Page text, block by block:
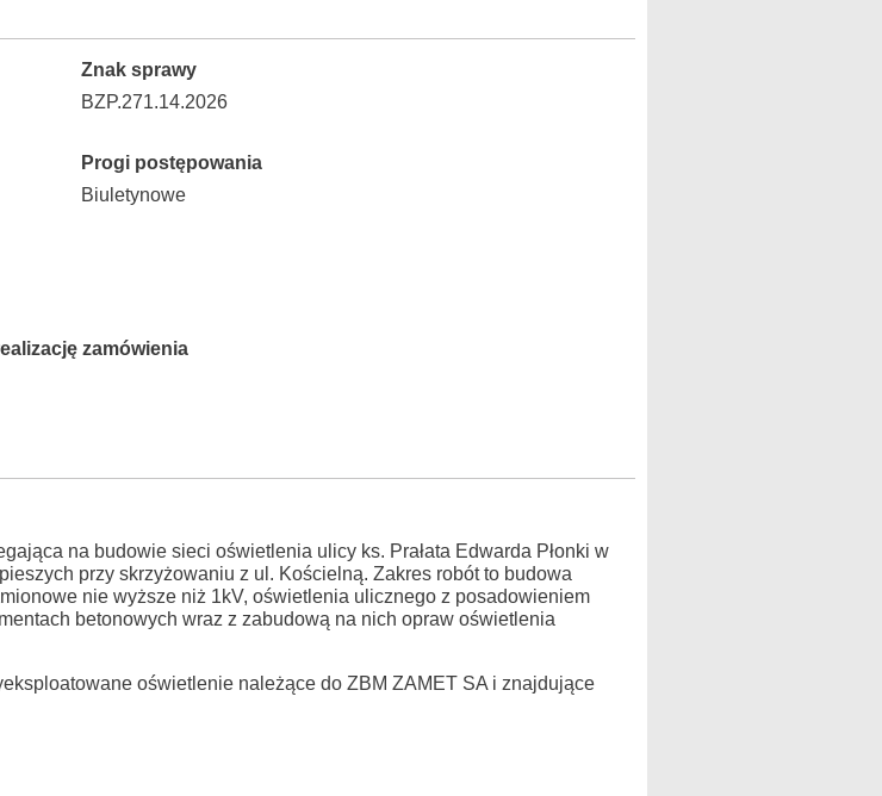
Znak sprawy
BZP.271.14.2026
Progi postępowania
Biuletynowe
zamówienia
na budowie sieci oświetlenia ulicy ks. Prałata Edwarda Płonki w
przy skrzyżowaniu z ul. Kościelną. Zakres robót to budowa
nie wyższe niż 1kV, oświetlenia ulicznego z posadowieniem
betonowych wraz z zabudową na nich opraw oświetlenia
oświetlenie należące do ZBM ZAMET SA i znajdujące